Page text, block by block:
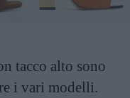
tacco alto sono
i vari modelli.